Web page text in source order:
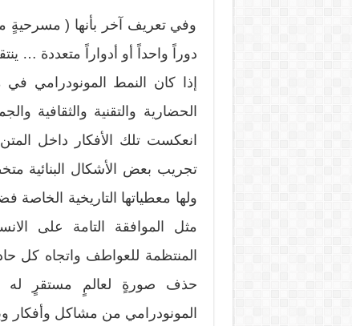
وفي تعريف آخر بأنها ( مسرحيةٍ
دوراً واحداً أو أدواراً متعددة …
إذا كان النمط المونودرامي
الحضارية والتقنية والثقافية
انعكست تلك الأفكار داخل
تجريب بعض الأشكال البنائية
ولها معطياتها التاريخية الخاصة
مثل الموافقة التامة على
المنتظمة للعواطف واتجاه كل
حذف صورةٍ لعالمٍ مستقرٍ له
المونودرامي من مشاكل وأفكار